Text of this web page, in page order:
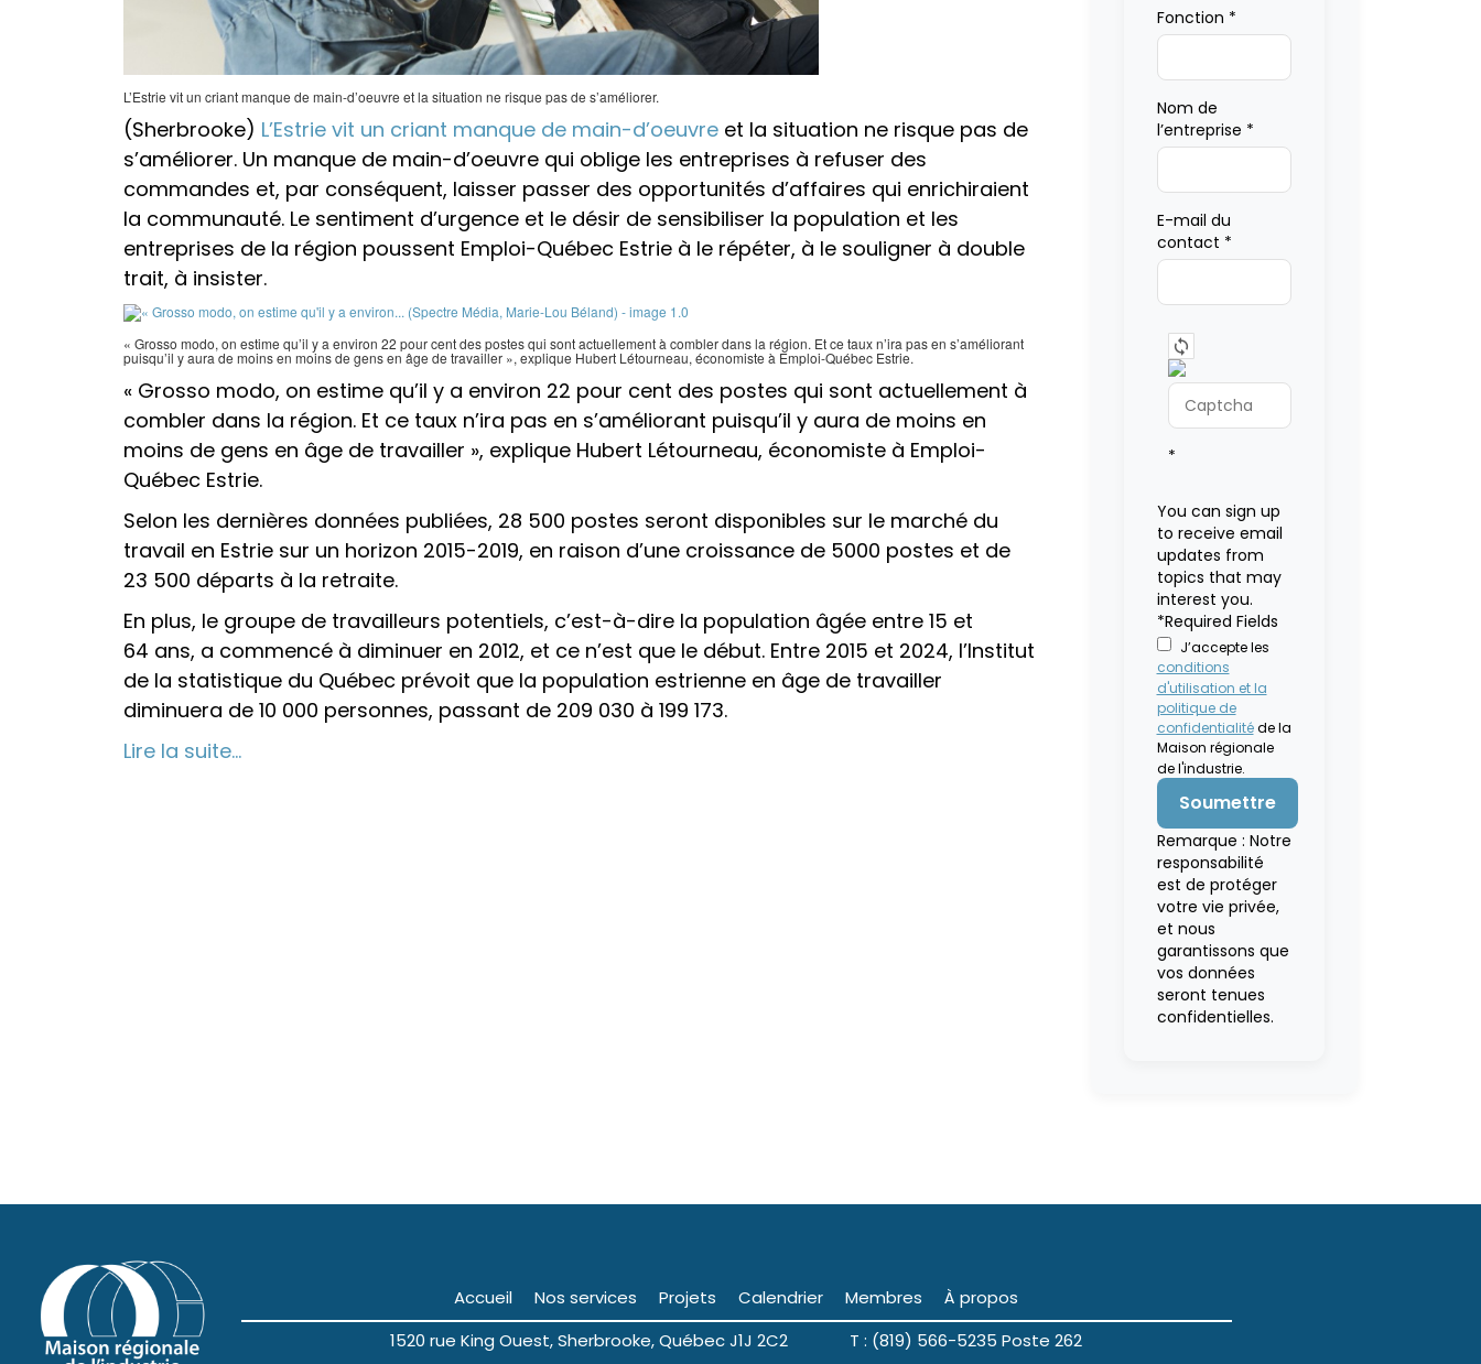
L’Estrie vit un criant manque de main-d’oeuvre et la situation ne risque pas de s’améliorer.
(Sherbrooke) L’Estrie vit un criant manque de main-d’oeuvre et la situation ne risque pas de
s’améliorer. Un manque de main-d’oeuvre qui oblige les entreprises à refuser des
commandes et, par conséquent, laisser passer des opportunités d’affaires qui enrichiraient
la communauté. Le sentiment d’urgence et le désir de sensibiliser la population et les
entreprises de la région poussent Emploi-Québec Estrie à le répéter, à le souligner à double
trait, à insister.
« Grosso modo, on estime qu’il y a environ 22 pour cent des postes qui sont actuellement à combler dans la région. Et ce taux n’ira pas en s’améliorant
puisqu’il y aura de moins en moins de gens en âge de travailler », explique Hubert Létourneau, économiste à Emploi-Québec Estrie.
« Grosso modo, on estime qu’il y a environ 22 pour cent des postes qui sont actuellement à
combler dans la région. Et ce taux n’ira pas en s’améliorant puisqu’il y aura de moins en
moins de gens en âge de travailler », explique Hubert Létourneau, économiste à Emploi-
Québec Estrie.
Selon les dernières données publiées, 28 500 postes seront disponibles sur le marché du
travail en Estrie sur un horizon 2015-2019, en raison d’une croissance de 5000 postes et de
23 500 départs à la retraite.
En plus, le groupe de travailleurs potentiels, c’est-à-dire la population âgée entre 15 et
64 ans, a commencé à diminuer en 2012, et ce n’est que le début. Entre 2015 et 2024, l’Institut
de la statistique du Québec prévoit que la population estrienne en âge de travailler
diminuera de 10 000 personnes, passant de 209 030 à 199 173.
Lire la suite…
Fonction *
Nom de
l’entreprise *
E-mail du
contact *
*
You can sign up
to receive email
updates from
topics that may
interest you.
*Required Fields
J’accepte les
conditions
d'utilisation et la
politique de
confidentialitéde la
Maison régionale
de l'industrie.
Remarque : Notre
responsabilité
est de protéger
votre vie privée,
et nous
garantissons que
vos données
seront tenues
confidentielles.
Accueil Nos services Projets Calendrier Membres
À propos
1520 rue King Ouest, Sherbrooke, Québec J1J 2C2 T : (819) 566-5235 Poste 262